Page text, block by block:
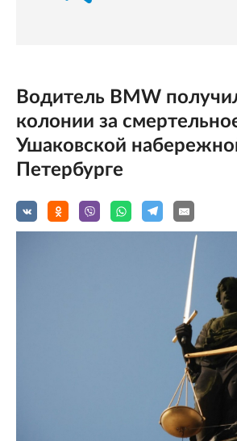
Водитель BMW
колонии за
Ушаковской
Петербурге